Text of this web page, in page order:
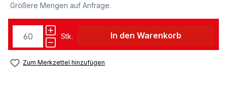
Größere Mengen auf Anfrage.
Stk. In den Warenkorb
Zum Merkzettel hinzufügen